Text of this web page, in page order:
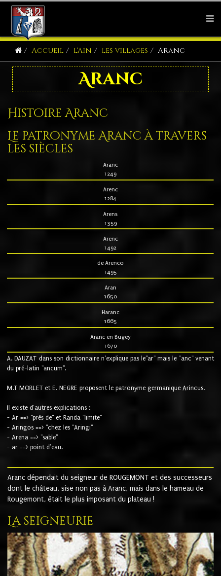
Accueil L'Ain Les villages Aranc
Aranc
Histoire Aranc
Le patronyme Aranc à travers
les siècles
Aranc
1249
Arenc
1284
Arens
1359
Arenc
1492
de Arenco
1495
Aran
1650
Haranc
1665
Aranc en Bugey
1670
A. DAUZAT dans son dictionnaire n'explique pas le"ar" mais le "anc" venant
du pré-latin "ancum".
M.T MORLET et E. NEGRE proposent le patronyme germanique Arincus.
Il existe d'autres explications :
- Ar ==> "près de" et Randa "limite"
- Aringos ==> "chez les "Aringi"
- Arena ==> "sable"
- ar ==> point d'eau.
Aranc dépendait du seigneur de ROUGEMONT et des successeurs
dont le château, sise non pas à Aranc, mais dans le hameau de
Rougemont, était le plus imposant du plateau !
La seigneurie